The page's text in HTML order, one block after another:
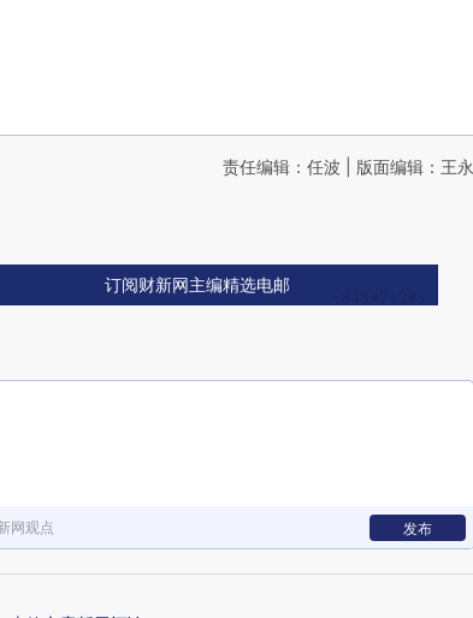
责任编辑：任波 | 版面编辑：王永
订阅财新网主编精选电邮
网观点 发布